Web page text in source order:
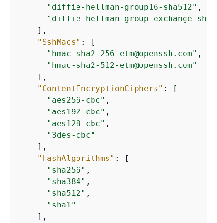
"diffie-hellman-group16-sha512" ,
"diffie-hellman-group-exchange-
    ],
"SshMacs" : [
"hmac-sha2-256-etm@openssh.com" ,
"hmac-sha2-512-etm@openssh.com"
    ],
"ContentEncryptionCiphers" : [
"aes256-cbc" ,
"aes192-cbc" ,
"aes128-cbc" ,
"3des-cbc"
    ],
"HashAlgorithms" : [
"sha256" ,
"sha384" ,
"sha512" ,
"sha1"
    ],